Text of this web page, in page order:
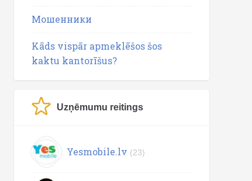
Мошенники
Kāds vispār apmeklēšos šos
kaktu kantorīšus?
Uzņēmumu reitings
Yesmobile.lv (23)